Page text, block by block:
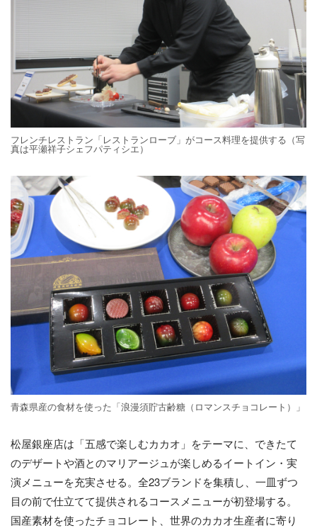
フレンチレストラン「レストランローブ」がコース料理を提供する（写
真は平瀬祥子シェフパティシエ）
青森県産の食材を使った「浪漫須貯古齢糖（ロマンスチョコレート）」
松屋銀座店は「五感で楽しむカカオ」をテーマに、できたて
のデザートや酒とのマリアージュが楽しめるイートイン・実
演メニューを充実させる。全23ブランドを集積し、一皿ずつ
目の前で仕立てて提供されるコースメニューが初登場する。
国産素材を使ったチョコレート、世界のカカオ生産者に寄り